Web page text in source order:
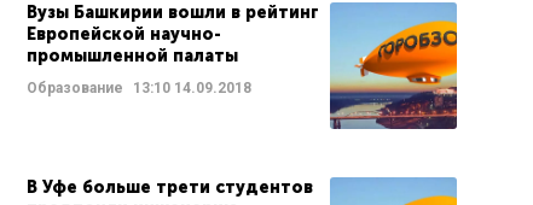
Вузы Башкирии вошли в рейтинг
Европейской научно-
промышленной палаты
Образование 13:10 14.09.2018
В Уфе больше трети студентов